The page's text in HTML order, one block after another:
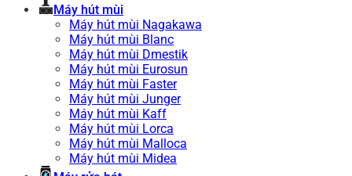
Máy hút mùi
Máy hút mùi Nagakawa
Máy hút mùi Blanc
Máy hút mùi Dmestik
Máy hút mùi Eurosun
Máy hút mùi Faster
Máy hút mùi Junger
Máy hút mùi Kaff
Máy hút mùi Lorca
Máy hút mùi Malloca
Máy hút mùi Midea